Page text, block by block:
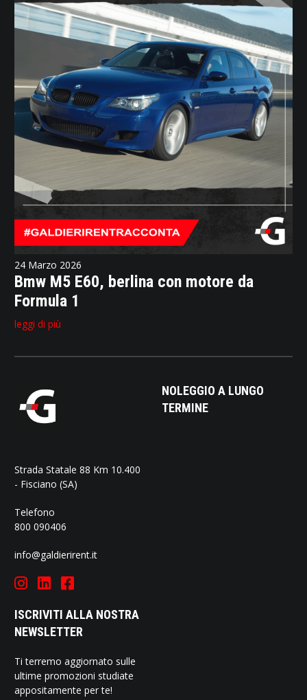
24 Marzo 2026
Bmw M5 E60, berlina con motore da
Formula 1
leggi di più
Strada Statale 88 Km 10.400
- Fisciano (SA)
Telefono
800 090406
info@galdierirent.it
ISCRIVITI ALLA NOSTRA
NEWSLETTER
Ti terremo aggiornato sulle
ultime promozioni studiate
appositamente per te!
NOLEGGIO A LUNGO
TERMINE